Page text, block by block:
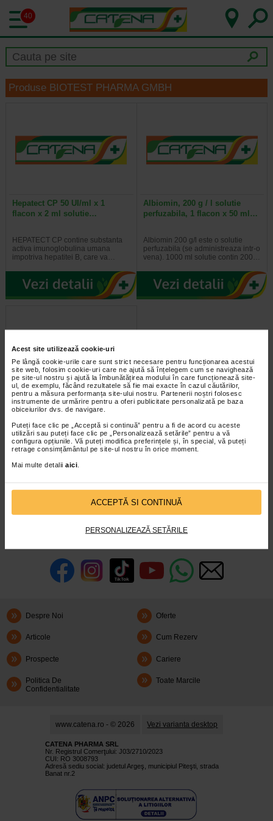
Acest site utilizează cookie-uri
Pe lângă cookie-urile care sunt strict necesare pentru funcționarea acestui
site web, folosim cookie-uri care ne ajută să înțelegem cum se navighează
pe site-ul nostru și ajută la îmbunătățirea modului în care funcționează site-
ul, de exemplu, făcând rezultatele să fie mai exacte în cazul căutărilor,
pentru a măsura performanța site-ului nostru. Partenerii noștri folosesc
instrumente de urmărire pentru a oferi publicitate personalizată pe baza
obiceiurilor dvs. de navigare.
Puteți face clic pe „Acceptă si continuă” pentru a fi de acord cu aceste
utilizări sau puteți face clic pe „Personalizează setările” pentru a vă
configura opțiunile. Vă puteți modifica preferințele și, în special, vă puteți
retrage consimțământul pe site-ul nostru în orice moment.
Mai multe detalii aici
ACCEPTĂ SI CONTINUĂ
PERSONALIZEAZĂ SETĂRILE
40
Produse BIOTEST PHARMA GMBH
Hepatect CP 50 UI/ml x 1
flacon x 2 ml solutie…
HEPATECT CP contine substanta
activa imunoglobulina umana
impotriva hepatitei B, care va…
Albiomin, 200 g / l solutie
perfuzabila, 1 flacon x 50 ml…
Albiomin 200 g/l este o solutie
perfuzabila (se administreaza intr-o
vena). 1000 ml solutie contin 200…
Albiomin, 200 g / l solutie
Albiomin 200 g/l este o solutie
perfuzabila (se administreaza intr-o
infoline@catena.ro CallCenter
Despre Noi Oferte
Articole Cum Rezerv
Prospecte Cariere
Politica De
Confidentialitate
Toate Marcile
www.catena.ro - © 2026 Vezi varianta desktop
CATENA PHARMA SRL
Nr. Registrul Comerţului: J03/2710/2023
CUI: RO 3008793
Adresă sediu social: judetul Argeş, municipiul Piteşti, strada
Banat nr.2